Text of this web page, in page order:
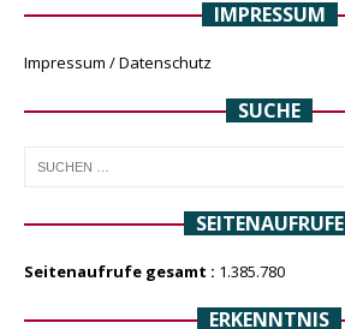
IMPRESSUM
Impressum / Datenschutz
SUCHE
SEITENAUFRUFE
Seitenaufrufe gesamt : 1.385.780
ERKENNTNIS